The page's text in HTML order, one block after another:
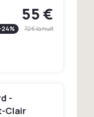
55 €
24% 72 €la nuit
-
Clair